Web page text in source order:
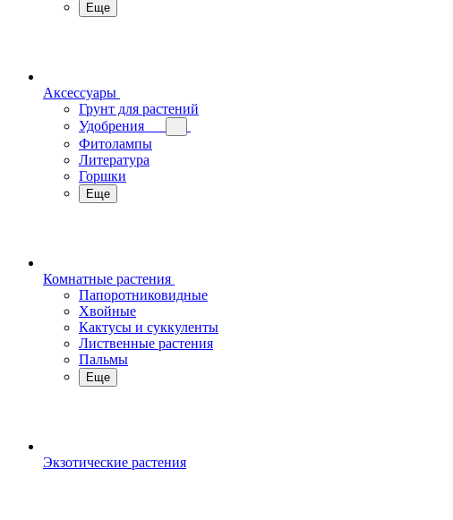
Еще
Аксессуары
Грунт для растений
Удобрения
Фитолампы
Литература
Горшки
Еще
Комнатные растения
Папоротниковидные
Хвойные
Кактусы и суккуленты
Лиственные растения
Пальмы
Еще
Экзотические растения